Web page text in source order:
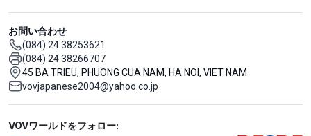
お問い合わせ
(084) 24 38253621
(084) 24 38266707
45 BA TRIEU, PHUONG CUA NAM, HA NOI, VIET NAM
vovjapanese2004@yahoo.co.jp
Mạng xã hội
VOVワールドをフォロー: